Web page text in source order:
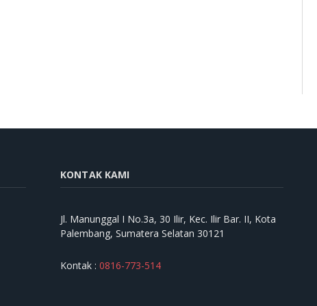
KONTAK KAMI
Jl. Manunggal I No.3a, 30 Ilir, Kec. Ilir Bar. II, Kota
Palembang, Sumatera Selatan 30121
Kontak : 0816-773-514